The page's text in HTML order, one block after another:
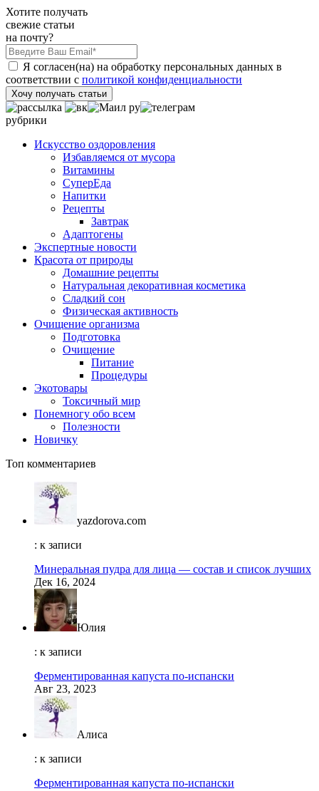
Хотите получать
свежие статьи
на почту?
Я согласен(на) на обработку персональных данных в
соответствии с политикой конфиденциальности
Хочу получать статьи
рубрики
Искусство оздоровления
Избавляемся от мусора
Витамины
СуперЕда
Напитки
Рецепты
Завтрак
Адаптогены
Экспертные новости
Красота от природы
Домашние рецепты
Натуральная декоративная косметика
Сладкий сон
Физическая активность
Очищение организма
Подготовка
Очищение
Питание
Процедуры
Экотовары
Токсичный мир
Понемногу обо всем
Полезности
Новичку
Топ комментариев
yazdorova.com
: к записи
Минеральная пудра для лица — состав и список лучших
Дек 16, 2024
Юлия
: к записи
Ферментированная капуста по-испански
Авг 23, 2023
Алиса
: к записи
Ферментированная капуста по-испански